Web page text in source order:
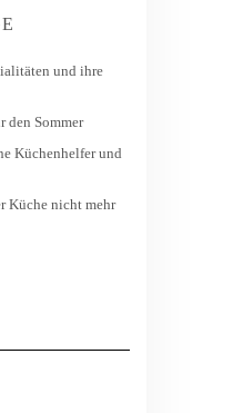
und ihre
den Sommer
Küchenhelfer und
Küche nicht mehr